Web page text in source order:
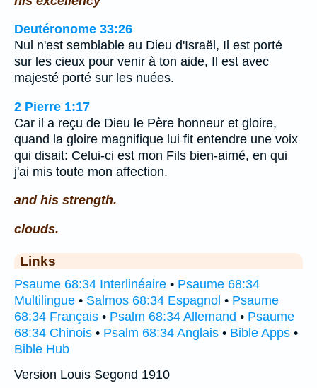
Deutéronome 33:26
Nul n'est semblable au Dieu d'Israël, Il est porté
sur les cieux pour venir à ton aide, Il est avec
majesté porté sur les nuées.
2 Pierre 1:17
Car il a reçu de Dieu le Père honneur et gloire,
quand la gloire magnifique lui fit entendre une voix
qui disait: Celui-ci est mon Fils bien-aimé, en qui
j'ai mis toute mon affection.
and his strength.
clouds.
Links
Psaume 68:34 Interlinéaire • Psaume 68:34
Multilingue • Salmos 68:34 Espagnol • Psaume
68:34 Français • Psalm 68:34 Allemand • Psaume
68:34 Chinois • Psalm 68:34 Anglais • Bible Apps •
Bible Hub
Version Louis Segond 1910